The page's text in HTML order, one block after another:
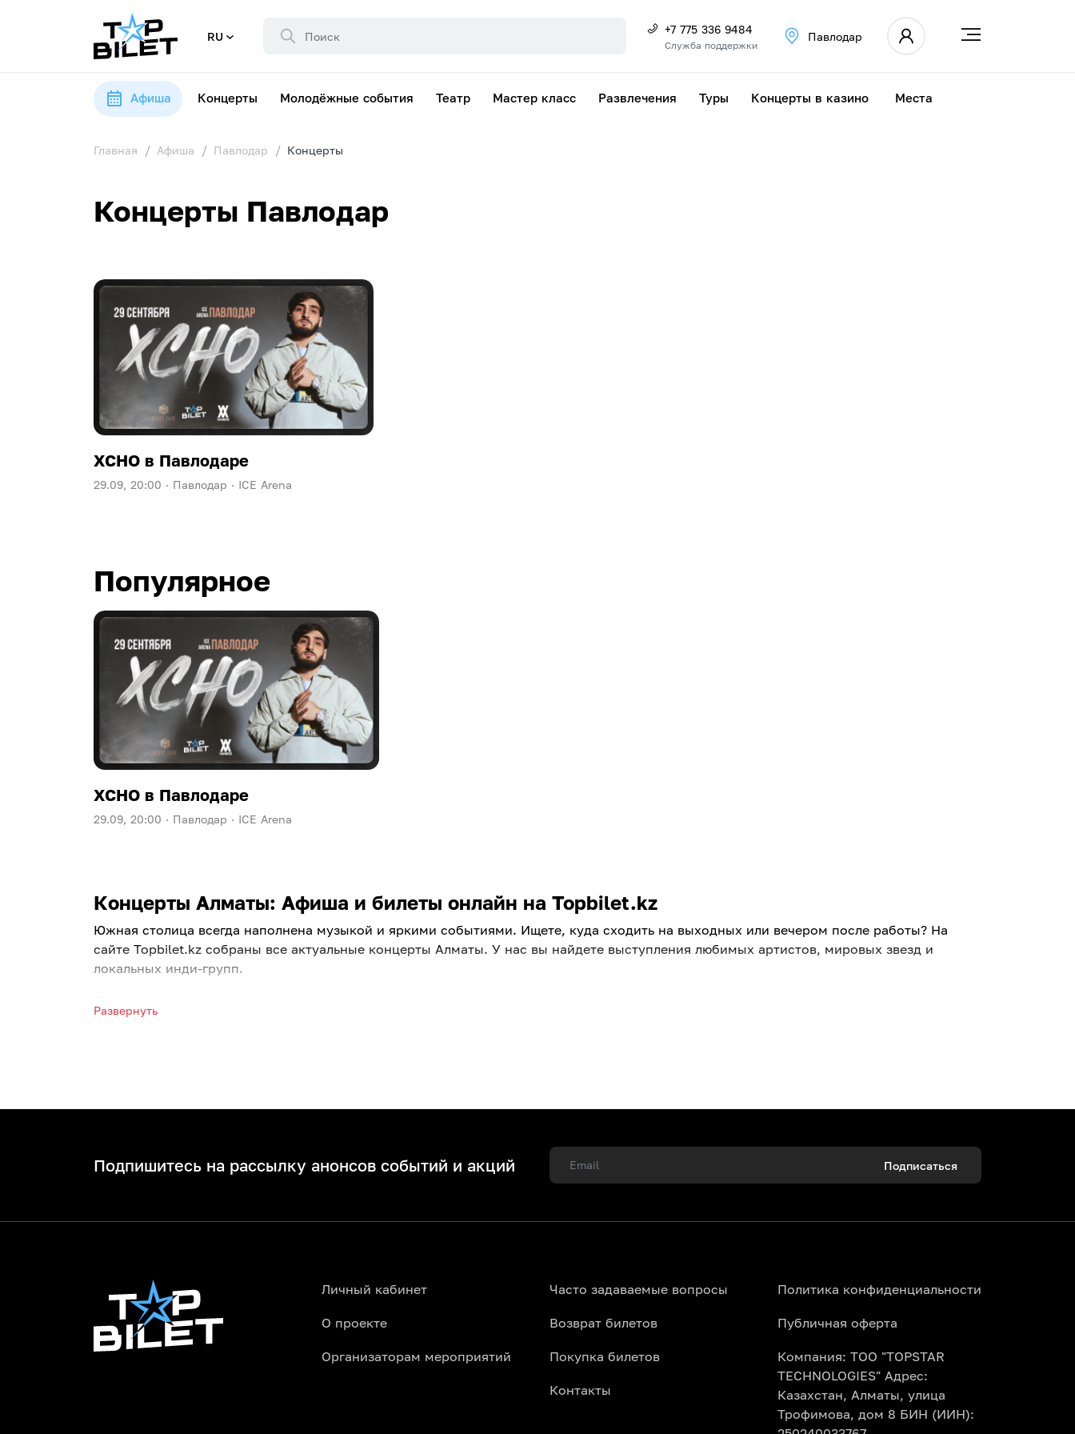
RU +7 775 336 9484
Служба поддержки
Павлодар
Афиша Концерты Молодёжные события Театр Мастер класс Развлечения Туры Концерты в казино Места
Главная Афиша Павлодар Концерты
Концерты Павлодар
XCHO в Павлодаре
29.09, 20:00 · Павлодар · ICE Arena
Популярное
XCHO в Павлодаре
29.09, 20:00 · Павлодар · ICE Arena
Концерты Алматы: Афиша и билеты онлайн на Topbilet.kz
Южная столица всегда наполнена музыкой и яркими событиями. Ищете, куда сходить на выходных или вечером после работы? На
сайте Topbilet.kz собраны все актуальные концерты Алматы. У нас вы найдете выступления любимых артистов, мировых звезд и
локальных инди-групп.
Официальные билеты на концерт без скрытых комиссий и очередей.
Структурированная афиша концерты с фильтрами по датам и жанрам музыки.
Забронировать лучшие зрительские места теперь проще простого. Больше не нужно ехать в кассу города. Если вас интересует афиша
Масштабные стадионные шоу на сценах "Алматы Арена" и "Халык Арена".
Камерные выступления в уютных клубах, барах и арт-пространствах.
Классический, джазовый или эстрадный концерт в Алмате во Дворце Республики.
Не упускайте возможность зарядиться живой энергией музыки и невероятного звука! Изучите ближайшие концерты в Алматы прямо
Развернуть
Подпишитесь на рассылку анонсов событий и акций Подписаться
Личный кабинет
О проекте
Организаторам мероприятий
Часто задаваемые вопросы
Возврат билетов
Покупка билетов
Контакты
Политика конфиденциальности
Публичная оферта
Компания: ТОО "TOPSTAR
TECHNOLOGIES" Адрес:
Казахстан, Алматы, улица
Трофимова, дом 8 БИН (ИИН):